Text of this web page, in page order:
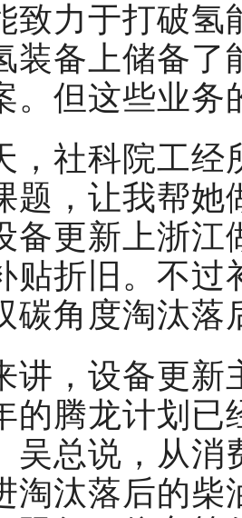
致力于打破
装备上储备了
。但这些业务
，社科院工经
题，让我帮她
备更新上浙
贴折旧。不过
碳角度淘汰落
讲，设备更
的腾龙计划已
吴总说，从消
淘汰落后的柴